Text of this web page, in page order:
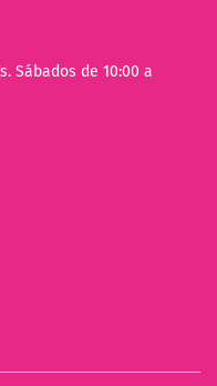
Sábados de 10:00 a